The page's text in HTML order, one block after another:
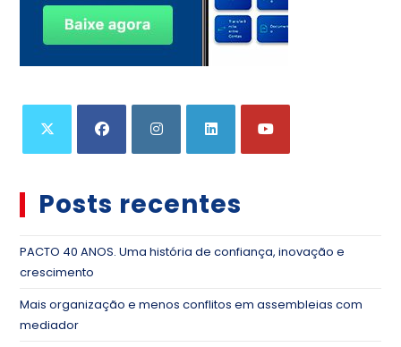
Posts recentes
PACTO 40 ANOS. Uma história de confiança, inovação e
crescimento
Mais organização e menos conflitos em assembleias com
mediador